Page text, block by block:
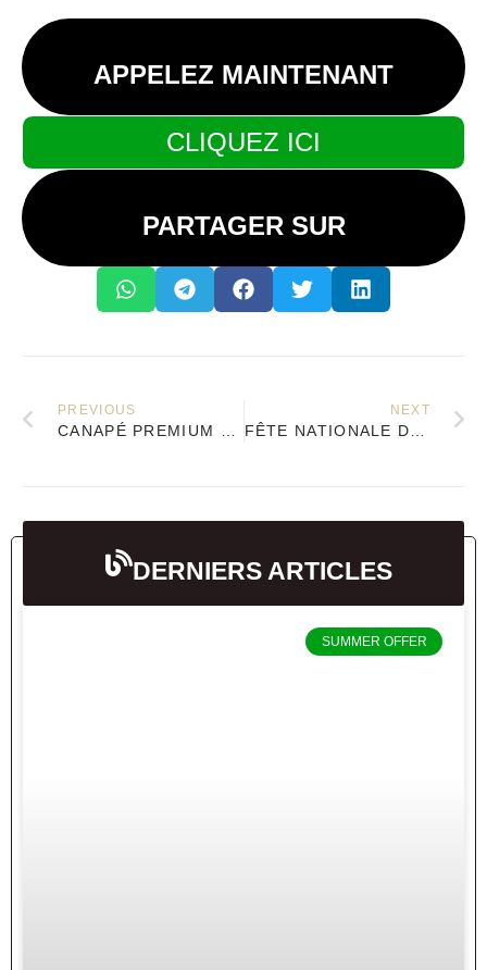
APPELEZ MAINTENANT
CLIQUEZ ICI
PARTAGER SUR
PREVIOUS NEXT
DERNIERS ARTICLES
SUMMER OFFER